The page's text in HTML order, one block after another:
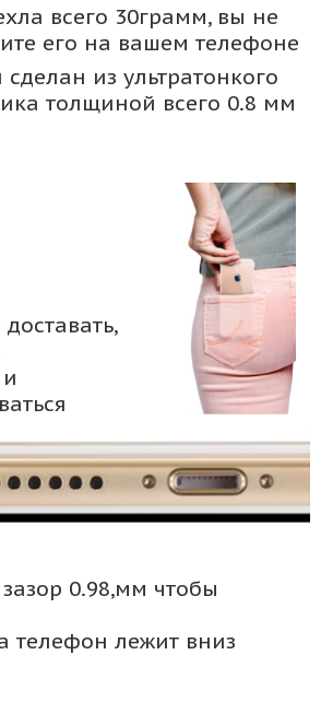
всего 30грамм, вы не
его на вашем телефоне
сделан из ультратонкого
толщиной всего 0.8 мм
0.98,мм чтобы
телефон лежит вниз